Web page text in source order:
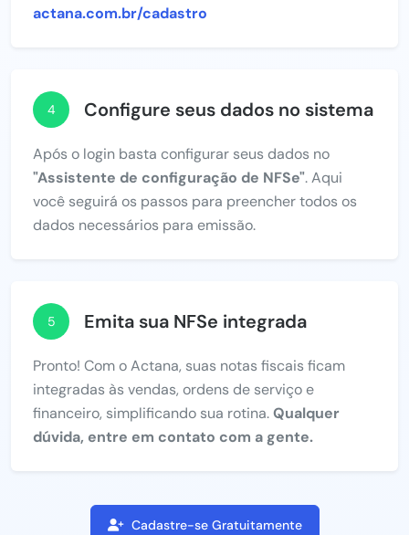
actana.com.br/cadastro
4 Configure seus dados no sistema
Após o login basta configurar seus dados no
"Assistente de configuração de NFSe". Aqui
você seguirá os passos para preencher todos os
dados necessários para emissão.
5 Emita sua NFSe integrada
Pronto! Com o Actana, suas notas fiscais ficam
integradas às vendas, ordens de serviço e
financeiro, simplificando sua rotina.Qualquer
dúvida, entre em contato com a gente.
Cadastre-se Gratuitamente